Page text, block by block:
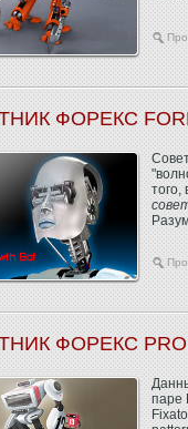
ФОРЕКС
того,
ФОРЕКС
паре